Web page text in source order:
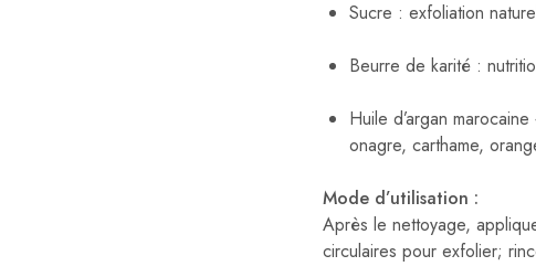
Sucre : exfoliation
Beurre de karité :
Huile d’argan
onagre, carthame,
Mode d’utilisation :
Après le nettoyage,
circulaires pour exfolier;